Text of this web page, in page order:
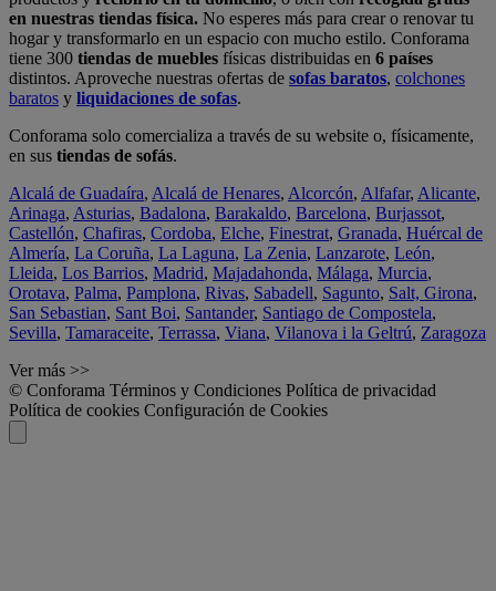
en nuestras tiendas física. No esperes más para crear o renovar tu
hogar y transformarlo en un espacio con mucho estilo. Conforama
tiene 300 tiendas de muebles físicas distribuidas en 6 países
distintos. Aproveche nuestras ofertas de sofas baratos, colchones
baratos y liquidaciones de sofas.
Conforama solo comercializa a través de su website o, físicamente,
en sus tiendas de sofás.
Alcalá de Guadaíra, Alcalá de Henares, Alcorcón, Alfafar, Alicante,
Arinaga, Asturias, Badalona, Barakaldo, Barcelona, Burjassot,
Castellón, Chafiras, Cordoba, Elche, Finestrat, Granada, Huércal de
Almería, La Coruña, La Laguna, La Zenia, Lanzarote, León,
Lleida, Los Barrios, Madrid, Majadahonda, Málaga, Murcia,
Orotava, Palma, Pamplona, Rivas, Sabadell, Sagunto, Salt, Girona,
San Sebastian, Sant Boi, Santander, Santiago de Compostela,
Sevilla, Tamaraceite, Terrassa, Viana, Vilanova i la Geltrú, Zaragoza
Ver más >>
© Conforama Términos y Condiciones Política de privacidad
Política de cookies Configuración de Cookies